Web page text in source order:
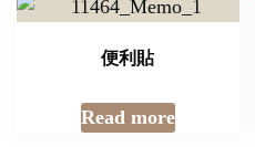
便利貼
Read more